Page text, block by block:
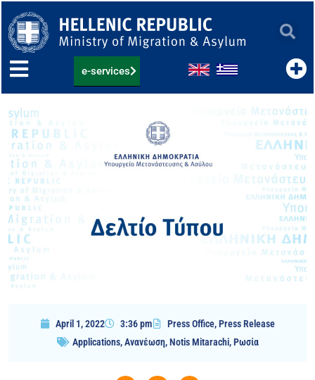
to
content
e-services
April 1, 2022 3:36 pm Press Office,Press Release
Applications,Ανανέωση,Notis Mitarachi,Ρωσία